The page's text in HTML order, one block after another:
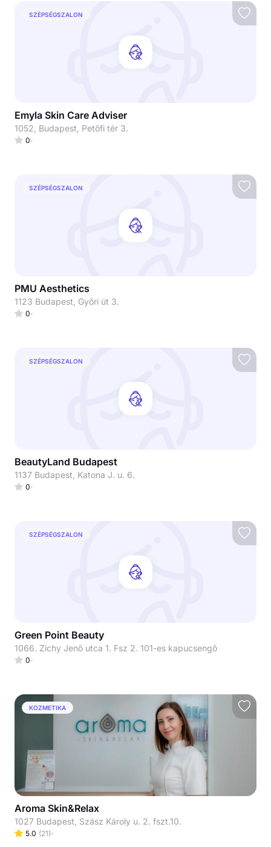
SZÉPSÉGSZALON
Emyla Skin Care Adviser
1052, Budapest, Petőfi tér 3.
0
SZÉPSÉGSZALON
PMU Aesthetics
1123 Budapest, Győri út 3.
0
SZÉPSÉGSZALON
BeautyLand Budapest
1137 Budapest, Katona J. u. 6.
0
SZÉPSÉGSZALON
Green Point Beauty
1066. Zichy Jenő utca 1. Fsz 2. 101-es kapucsengő
0
KOZMETIKA
Aroma Skin&Relax
1027 Budapest, Szász Károly u. 2. fszt.10.
5.0 (21)